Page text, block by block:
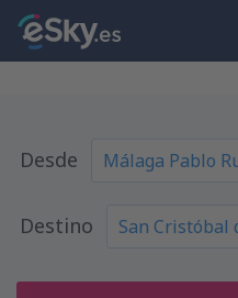
Desde
Destino